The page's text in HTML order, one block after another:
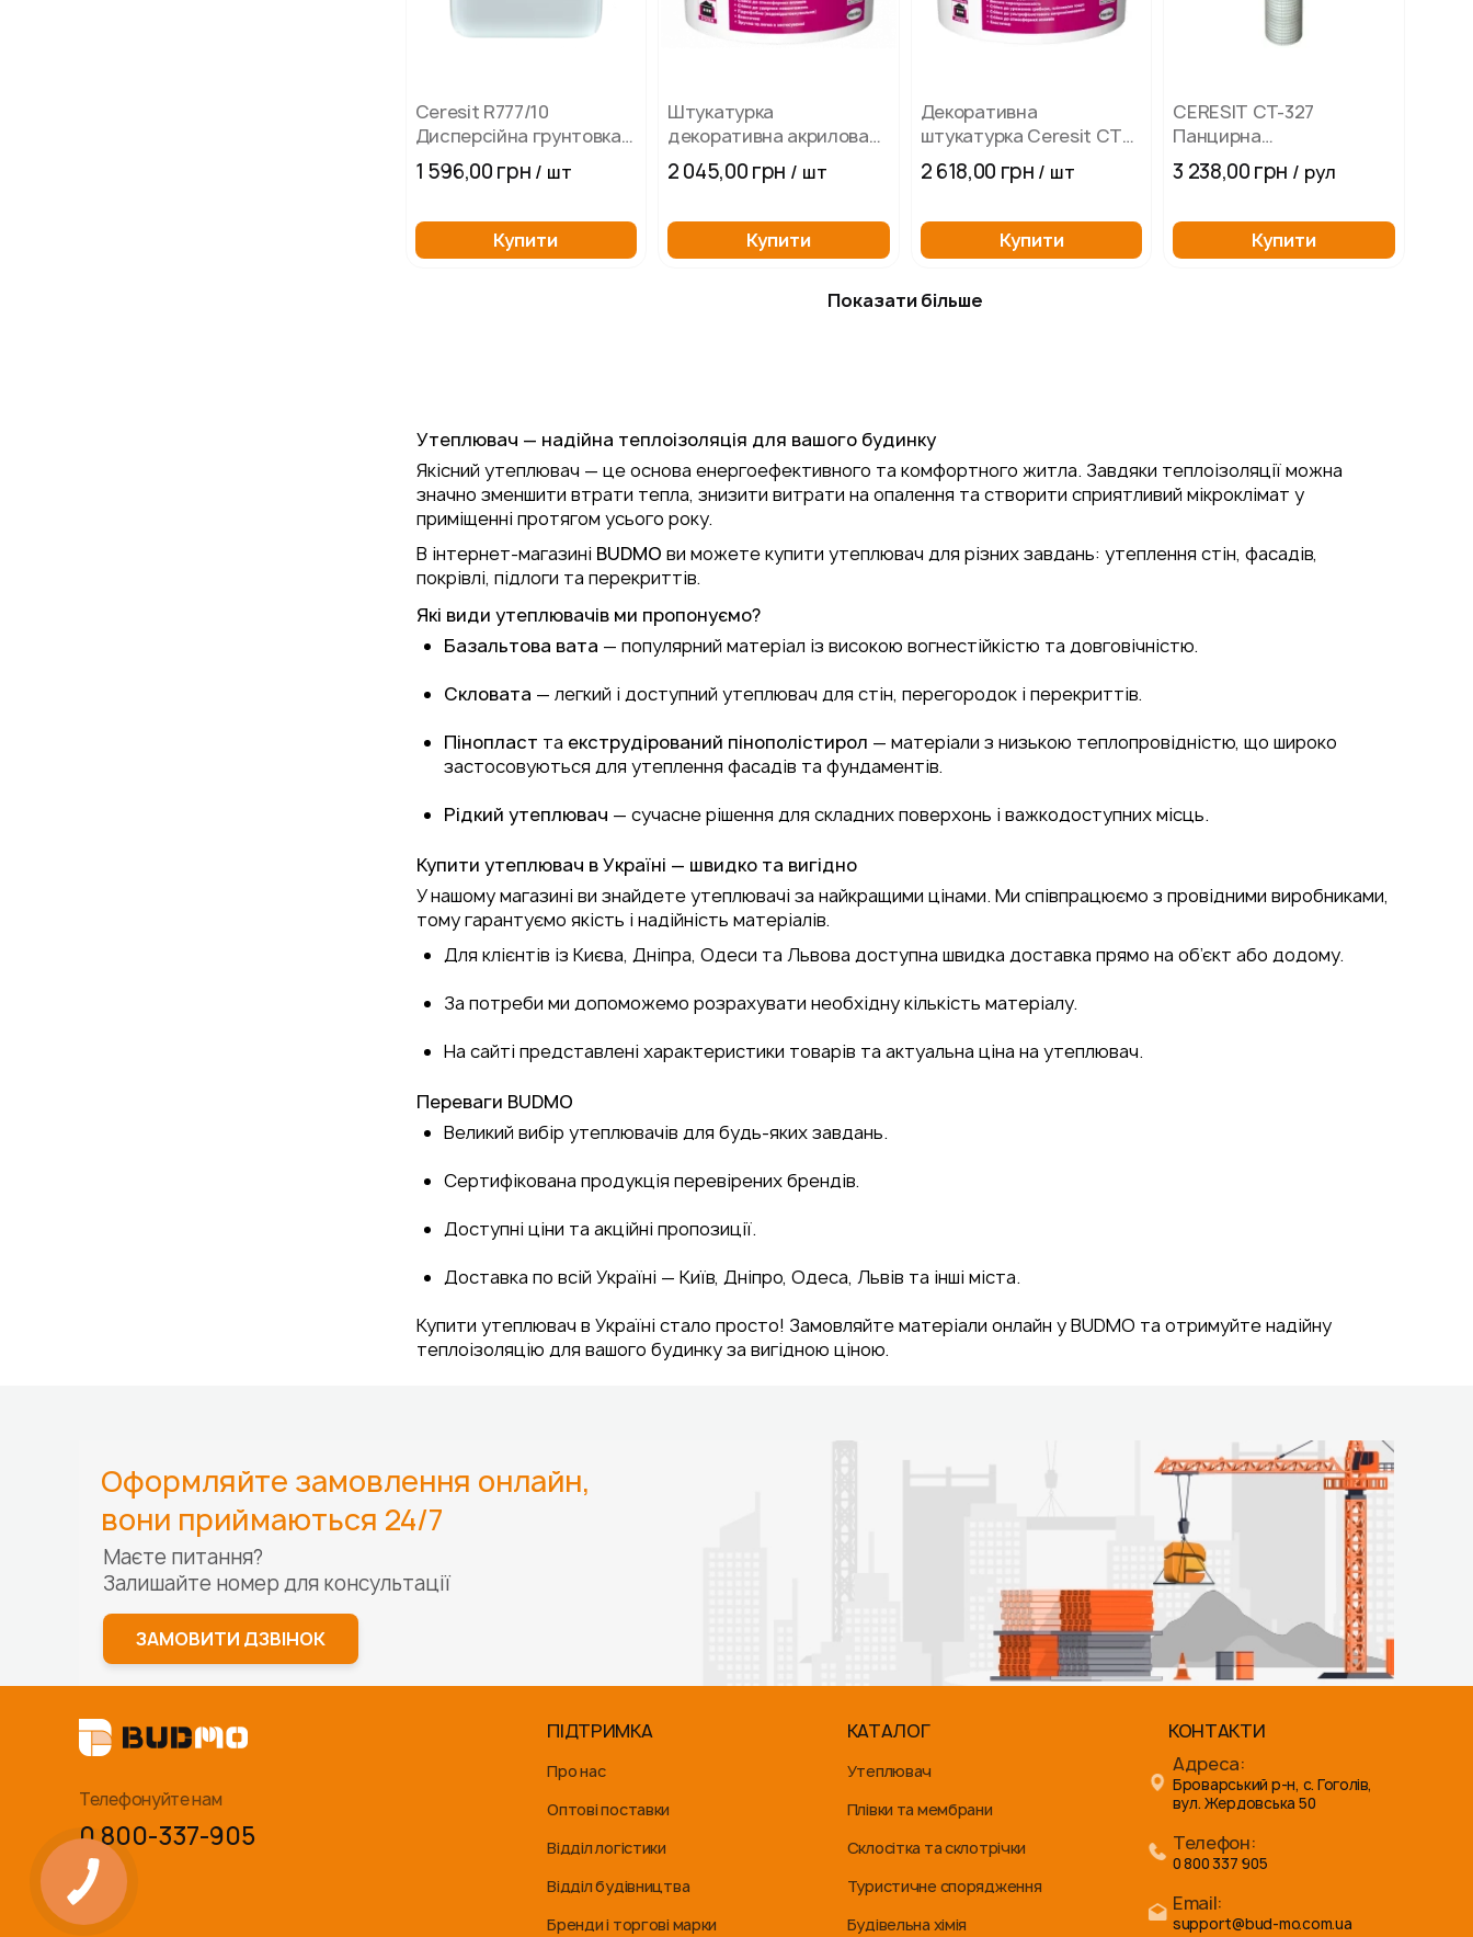
Ceresit R777/10
Дисперсійна грунтовка
10 л
1 596,00 грн / шт
Купити
Штукатурка
декоративна акрилова
база 1,5 мм "Камінцева"
Ceresit СТ-60 (25кг)
2 045,00 грн / шт
Купити
Декоративна
штукатурка Ceresit CT
174 База B
силікононосикатно (1,5
2 618,00 грн / шт
Купити
СERESIT СТ-327
Панцирна
(Антивандальна) сітка
(330 г/м2, рулон 25 м2)
3 238,00 грн / рул
Купити
Показати більше
Утеплювач — надійна теплоізоляція для вашого будинку
Якісний утеплювач — це основа енергоефективного та комфортного житла. Завдяки теплоізоляції можна
значно зменшити втрати тепла, знизити витрати на опалення та створити сприятливий мікроклімат у
приміщенні протягом усього року.
В інтернет-магазині BUDMO ви можете купити утеплювач для різних завдань: утеплення стін, фасадів,
покрівлі, підлоги та перекриттів.
Які види утеплювачів ми пропонуємо?
Базальтова вата — популярний матеріал із високою вогнестійкістю та довговічністю.
Скловата — легкий і доступний утеплювач для стін, перегородок і перекриттів.
Пінопласт та екструдірований пінополістирол — матеріали з низькою теплопровідністю, що широко
застосовуються для утеплення фасадів та фундаментів.
Рідкий утеплювач — сучасне рішення для складних поверхонь і важкодоступних місць.
Купити утеплювач в Україні — швидко та вигідно
У нашому магазині ви знайдете утеплювачі за найкращими цінами. Ми співпрацюємо з провідними виробниками,
тому гарантуємо якість і надійність матеріалів.
Для клієнтів із Києва, Дніпра, Одеси та Львова доступна швидка доставка прямо на об’єкт або додому.
За потреби ми допоможемо розрахувати необхідну кількість матеріалу.
На сайті представлені характеристики товарів та актуальна ціна на утеплювач.
Переваги BUDMO
Великий вибір утеплювачів для будь-яких завдань.
Сертифікована продукція перевірених брендів.
Доступні ціни та акційні пропозиції.
Доставка по всій Україні — Київ, Дніпро, Одеса, Львів та інші міста.
Купити утеплювач в Україні стало просто! Замовляйте матеріали онлайн уBUDMO та отримуйте надійну
теплоізоляцію для вашого будинку за вигідною ціною.
Оформляйте замовлення онлайн,
вони приймаються 24/7
Маєте питання?
Залишайте номер для консультації
ЗАМОВИТИ ДЗВІНОК
Телефонуйте нам
0 800-337-905
ПІДТРИМКА
Про нас
Оптові поставки
Відділ логістики
Відділ будівництва
Бренди і торгові марки
КАТАЛОГ
Утеплювач
Плівки та мембрани
Склосітка та склотрічки
Туристичне спорядження
Будівельна хімія
КОНТАКТИ
Адреса:
Броварський р-н, с. Гоголів,
вул. Жердовська 50
Телефон:
0 800 337 905
Email:
support@bud-mo.com.ua